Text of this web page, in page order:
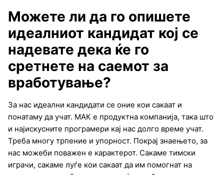
Можете ли да го опишете
идеалниот кандидат кој се
надевате дека ќе го
сретнете на саемот за
вработување?
За нас идеални кандидати се оние кои сакаат и
понатаму да учат. МАК е продуктна компанија, така што
и најискусните програмери кај нас долго време учат.
Треба многу трпение и упорност. Покрај знаењето, за
нас можеби поважен е карактерот. Сакаме тимски
играчи, сакаме луѓе кои сакаат да им помогнат на